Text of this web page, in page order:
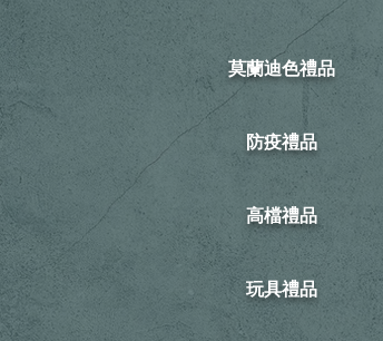
莫蘭迪色禮品
防疫禮品
高檔禮品
玩具禮品